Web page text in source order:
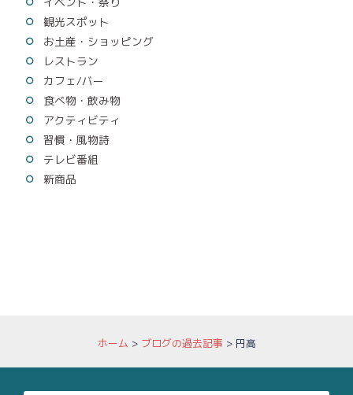
観光スポット
お土産・ショッピング
レストラン
カフェ/バー
食べ物・飲み物
アクティビティ
習慣・風物詩
テレビ番組
新商品
ホーム > ブログの過去記事 > 円高